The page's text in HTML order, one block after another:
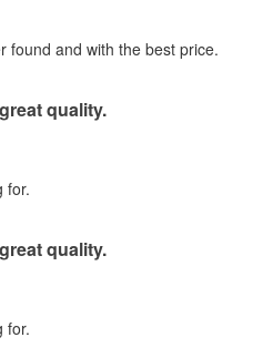
found and with the best price.
quality.
for.
quality.
for.